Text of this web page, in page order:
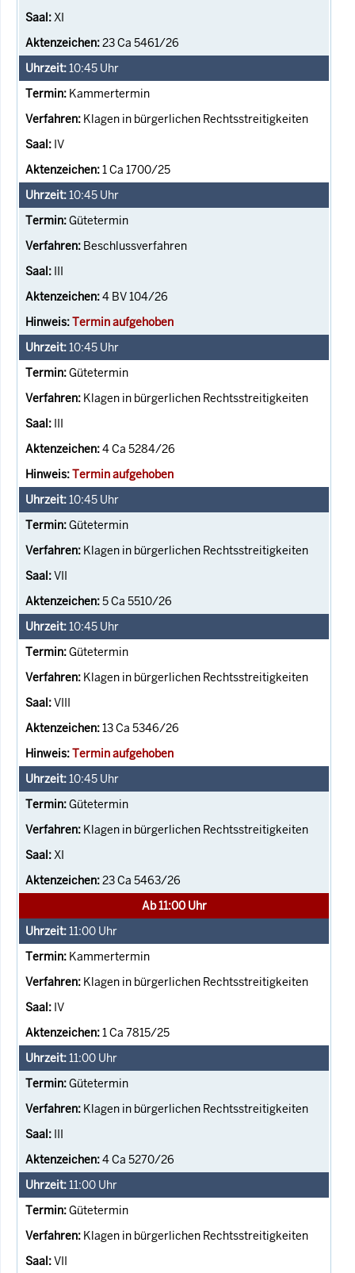
XI
23 Ca 5461/26
10:45 Uhr
Kammertermin
Klagen in bürgerlichen Rechtsstreitigkeiten
IV
1 Ca 1700/25
10:45 Uhr
Gütetermin
Beschlussverfahren
III
4 BV 104/26
Termin aufgehoben
10:45 Uhr
Gütetermin
Klagen in bürgerlichen Rechtsstreitigkeiten
III
4 Ca 5284/26
Termin aufgehoben
10:45 Uhr
Gütetermin
Klagen in bürgerlichen Rechtsstreitigkeiten
VII
5 Ca 5510/26
10:45 Uhr
Gütetermin
Klagen in bürgerlichen Rechtsstreitigkeiten
VIII
13 Ca 5346/26
Termin aufgehoben
10:45 Uhr
Gütetermin
Klagen in bürgerlichen Rechtsstreitigkeiten
XI
23 Ca 5463/26
Ab 11:00 Uhr
11:00 Uhr
Kammertermin
Klagen in bürgerlichen Rechtsstreitigkeiten
IV
1 Ca 7815/25
11:00 Uhr
Gütetermin
Klagen in bürgerlichen Rechtsstreitigkeiten
III
4 Ca 5270/26
11:00 Uhr
Gütetermin
Klagen in bürgerlichen Rechtsstreitigkeiten
VII